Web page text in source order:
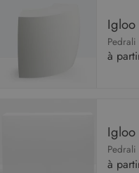
Pedrali
à
Igloo
Pedrali
à